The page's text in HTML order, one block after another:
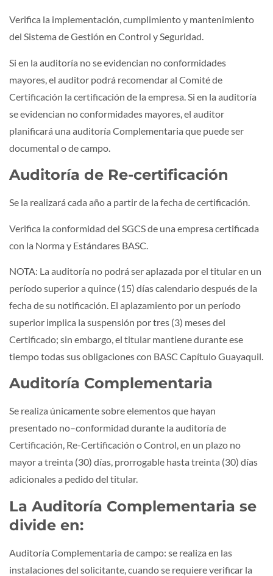
Verifica la implementación, cumplimiento y mantenimiento
del Sistema de Gestión en Control y Seguridad.
Si en la auditoría no se evidencian no conformidades
mayores, el auditor podrá recomendar al Comité de
Certificación la certificación de la empresa. Si en la auditoría
se evidencian no conformidades mayores, el auditor
planificará una auditoría Complementaria que puede ser
documental o de campo.
Auditoría de Re-certificación
Se la realizará cada año a partir de la fecha de certificación.
Verifica la conformidad del SGCS de una empresa certificada
con la Norma y Estándares BASC.
NOTA: La auditoría no podrá ser aplazada por el titular en un
período superior a quince (15) días calendario después de la
fecha de su notificación. El aplazamiento por un período
superior implica la suspensión por tres (3) meses del
Certificado; sin embargo, el titular mantiene durante ese
tiempo todas sus obligaciones con BASC Capítulo Guayaquil.
Auditoría Complementaria
Se realiza únicamente sobre elementos que hayan
presentado no–conformidad durante la auditoría de
Certificación, Re-Certificación o Control, en un plazo no
mayor a treinta (30) días, prorrogable hasta treinta (30) días
adicionales a pedido del titular.
La Auditoría Complementaria se
divide en:
Auditoría Complementaria de campo: se realiza en las
instalaciones del solicitante, cuando se requiere verificar la